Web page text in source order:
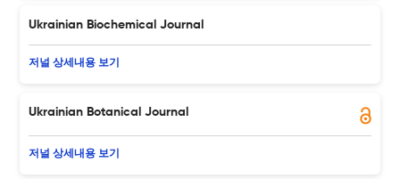
Ukrainian Biochemical Journal
저널 상세내용 보기
Ukrainian Botanical Journal
저널 상세내용 보기